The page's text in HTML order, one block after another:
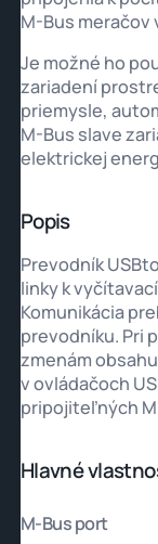
M-Bus meračov
Je možné ho
zariadení
priemysle,
M-Bus slave
elektrickej
Popis
Prevodník
linky k
Komunikácia
prevodníku. Pri
zmenám
v ovládačoch
pripojiteľných
Hlavné
M-Bus port